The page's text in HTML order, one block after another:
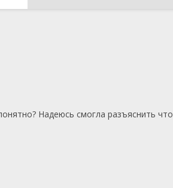
Надеюсь смогла разъяснить что